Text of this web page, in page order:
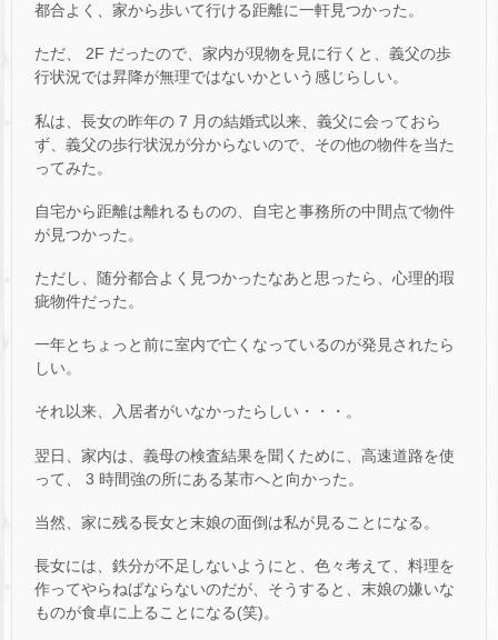
都合よく、家から歩いて行ける距離に一軒見つかった。
ただ、 2F だったので、家内が現物を見に行くと、義父の歩
行状況では昇降が無理ではないかという感じらしい。
私は、長女の昨年の 7 月の結婚式以来、義父に会っておら
ず、義父の歩行状況が分からないので、その他の物件を当た
ってみた。
自宅から距離は離れるものの、自宅と事務所の中間点で物件
が見つかった。
ただし、随分都合よく見つかったなあと思ったら、心理的瑕
疵物件だった。
一年とちょっと前に室内で亡くなっているのが発見されたら
しい。
それ以来、入居者がいなかったらしい・・・。
翌日、家内は、義母の検査結果を聞くために、高速道路を使
って、 3 時間強の所にある某市へと向かった。
当然、家に残る長女と末娘の面倒は私が見ることになる。
長女には、鉄分が不足しないようにと、色々考えて、料理を
作ってやらねばならないのだが、そうすると、末娘の嫌いな
ものが食卓に上ることになる(笑)。